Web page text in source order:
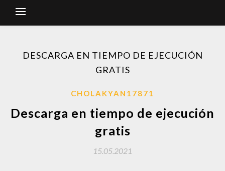
DESCARGA EN TIEMPO DE EJECUCIÓN
GRATIS
CHOLAKYAN17871
Descarga en tiempo de ejecución
gratis
15.05.2021